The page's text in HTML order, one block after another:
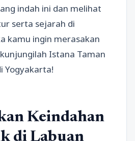
indah ini dan melihat
serta sejarah di
kamu ingin merasakan
Istana Taman
Yogyakarta!
Keindahan
di Labuan